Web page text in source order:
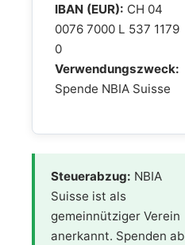
IBAN (EUR): CH 04
0076 7000 L 537 1179
0
Verwendungszweck:
Spende NBIA Suisse
Steuerabzug: NBIA
Suisse ist als
gemeinnütziger Verein
anerkannt. Spenden ab